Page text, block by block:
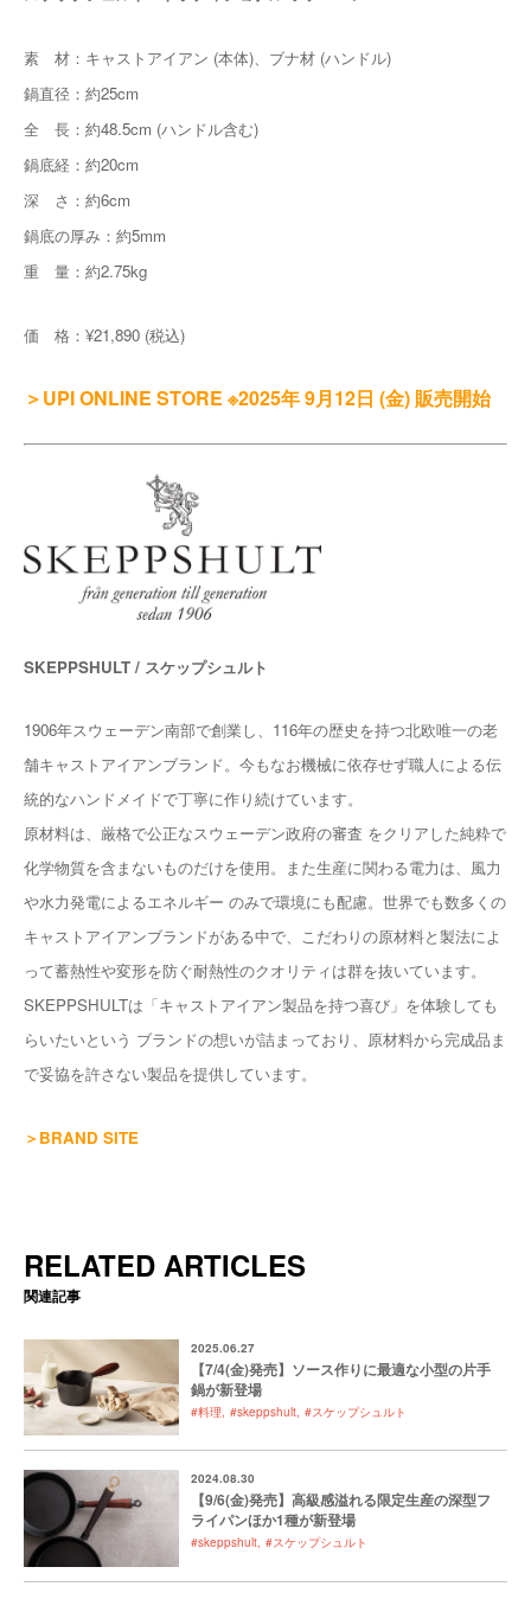
素 材：キャストアイアン (本体)、ブナ材 (ハンドル)
鍋直径：約25cm
全 長：約48.5cm (ハンドル含む)
鍋底経：約20cm
深 さ：約6cm
鍋底の厚み：約5mm
重 量：約2.75kg
価 格：¥21,890 (税込)
＞UPI ONLINE STORE ※2025年 9月12日 (金) 販売開始
SKEPPSHULT / スケップシュルト
1906年スウェーデン南部で創業し、116年の歴史を持つ北欧唯一の老
舗キャストアイアンブランド。今もなお機械に依存せず職人による伝
統的なハンドメイドで丁寧に作り続けています。
原材料は、厳格で公正なスウェーデン政府の審査 をクリアした純粋で
化学物質を含まないものだけを使用。また生産に関わる電力は、風力
や水力発電によるエネルギー のみで環境にも配慮。世界でも数多くの
キャストアイアンブランドがある中で、こだわりの原材料と製法によ
って蓄熱性や変形を防ぐ耐熱性のクオリティは群を抜いています。
SKEPPSHULTは「キャストアイアン製品を持つ喜び」を体験しても
らいたいという ブランドの想いが詰まっており、原材料から完成品ま
で妥協を許さない製品を提供しています。
＞BRAND SITE
RELATED ARTICLES
関連記事
2025.06.27
【7/4(金)発売】ソース作りに最適な小型の片手
鍋が新登場
#料理 #skeppshult #スケップシュルト
2024.08.30
【9/6(金)発売】高級感溢れる限定生産の深型フ
ライパンほか1種が新登場
#skeppshult #スケップシュルト